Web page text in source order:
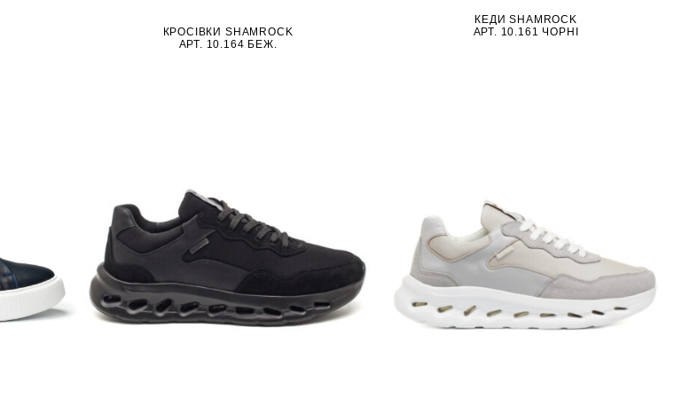
КРОСІВКИ SHAMROCK
АРТ. 10.164 БЕЖ.
КЕДИ SHAMROCK
АРТ. 10.161 ЧОРНІ